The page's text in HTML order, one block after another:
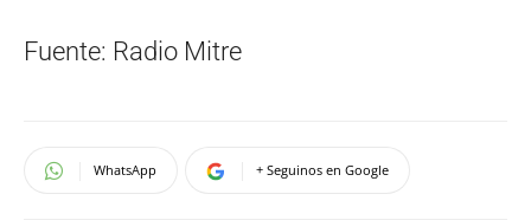
Fuente: Radio Mitre
WhatsApp + Seguinos en Google